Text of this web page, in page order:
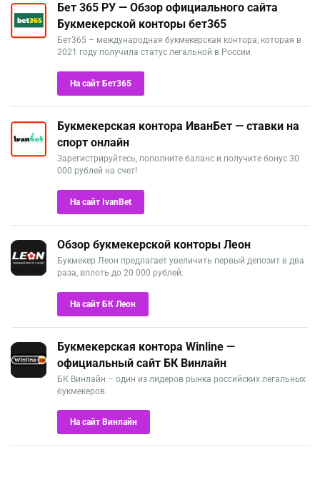
Бет 365 РУ — Обзор официального сайта
Букмекерской конторы бет365
Бет365 – международная букмекерская контора, которая в
2021 году получила статус легальной в России
На сайт Бет365
Букмекерская контора ИванБет — ставки на
спорт онлайн
Зарегистрируйтесь, пополните баланс и получите бонус 30
000 рублей на счет!
На сайт IvanBet
Обзор букмекерской конторы Леон
Букмекер Леон предлагает увеличить первый депозит в два
раза, вплоть до 20 000 рублей.
На сайт БК Леон
Букмекерская контора Winline —
официальный сайт БК Винлайн
БК Винлайн – один из лидеров рынка российских легальных
букмекеров.
На сайт Винлайн